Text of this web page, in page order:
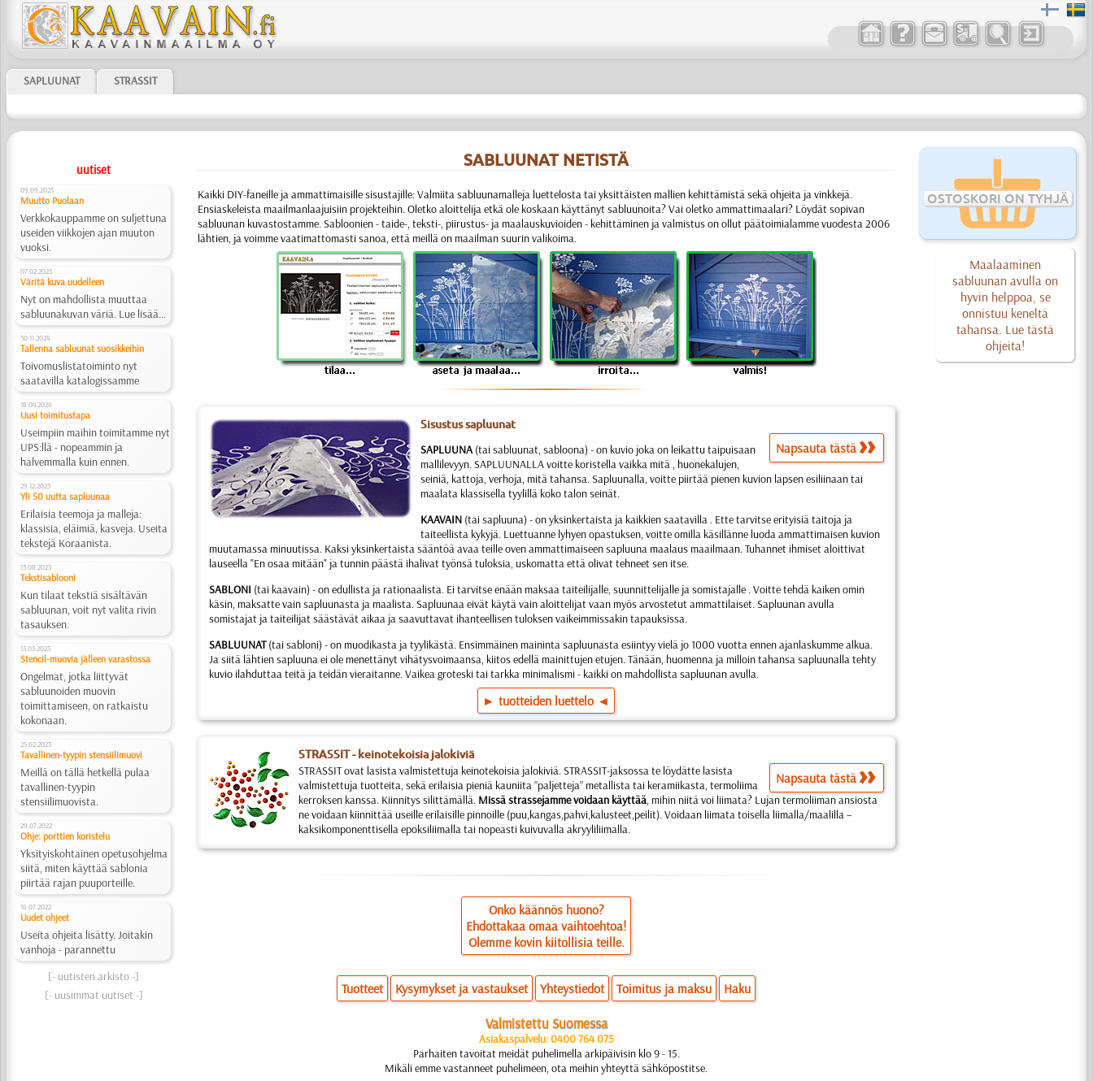
SAPLUUNAT STRASSIT
uutiset
09.09.2025
Muutto Puolaan
Verkkokauppamme on suljettuna
useiden viikkojen ajan muuton
vuoksi.
07.02.2025
Väritä kuva uudelleen
Nyt on mahdollista muuttaa
sabluunakuvan väriä. Lue lisää...
30.11.2024
Tallenna sabluunat suosikkeihin
Toivomuslistatoiminto nyt
saatavilla katalogissamme
18.04.2024
Uusi toimitustapa
Useimpiin maihin toimitamme nyt
UPS:llä - nopeammin ja
halvemmalla kuin ennen.
29.12.2023
Yli 50 uutta sapluunaa
Erilaisia teemoja ja malleja:
klassisia, eläimiä, kasveja. Useita
tekstejä Koraanista.
13.08.2023
Tekstisablooni
Kun tilaat tekstiä sisältävän
sabluunan, voit nyt valita rivin
tasauksen.
13.03.2023
Stencil-muovia jälleen varastossa
Ongelmat, jotka liittyvät
sabluunoiden muovin
toimittamiseen, on ratkaistu
kokonaan.
25.02.2023
Tavallinen-tyypin stensiilimuovi
Meillä on tällä hetkellä pulaa
tavallinen-tyypin
stensiilimuovista.
29.07.2022
Ohje: porttien koristelu
Yksityiskohtainen opetusohjelma
siitä, miten käyttää sablonia
piirtää rajan puuporteille.
16.07.2022
Uudet ohjeet
Useita ohjeita lisätty. Joitakin
vanhoja - parannettu
[- uutisten arkisto -]
[- uusimmat uutiset -]
OSTOSKORI ON TYHJÄ
Maalaaminen
sabluunan avulla on
hyvin helppoa, se
onnistuu keneltä
tahansa. Lue tästä
ohjeita!
SABLUUNAT NETISTÄ
Kaikki DIY-faneille ja ammattimaisille sisustajille:Valmiita sabluunamalleja luettelosta tai yksittäisten mallien kehittämistä sekä ohjeita ja vinkkejä.
Ensiaskeleista maailmanlaajuisiin projekteihin. Oletko aloittelija etkä ole koskaan käyttänyt sabluunoita? Vai oletko ammattimaalari? Löydät sopivan
sabluunan kuvastostamme.Sabloonien- taide-, teksti-, piirustus- ja maalauskuvioiden - kehittäminen ja valmistuson ollut päätoimialamme vuodesta 2006
lähtien, ja voimme vaati­matto­masti sanoa, että meillä on maailman suurin valikoima.
Sisustus sapluunat
Napsauta tästä
SAPLUUNA(tai sabluunat, sabloona) - on kuvio joka on leikattu taipuisaan
mallilevyyn. SAPLUUNALLA voitte koristella vaikka mitä , huonekalujen,
seiniä, kattoja, verhoja, mitä tahansa. Sapluunalla, voitte piirtää pienen kuvion lapsen esiliinaan tai
maalata klassisella tyylillä koko talon seinät.
KAAVAIN (tai sapluuna) - on yksinkertaista ja kaikkien saatavilla . Ette tarvitse erityisiä taitoja ja
taiteellista kykyjä. Luettuanne lyhyen opastuksen, voitte omilla käsillänne luoda ammattimaisen kuvion
muutamassa minuutissa. Kaksi yksinkertaista sääntöä avaa teille oven ammattimaiseen sapluuna maalaus maailmaan. Tuhannet ihmiset aloittivat
lauseella "En osaa mitään" ja tunnin päästä ihalivat työnsä tuloksia, uskomatta että olivat tehneet sen itse.
SABLONI (tai kaavain) - on edullista ja rationaalista. Ei tarvitse enään maksaa taiteilijalle, suunnittelijalle ja somistajalle . Voitte tehdä kaiken omin
käsin, maksatte vain sapluunasta ja maalista. Sapluunaa eivät käytä vain aloittelijat vaan myös arvostetut ammattilaiset. Sapluunan avulla
somistajat ja taiteilijat säästävät aikaa ja saavuttavat ihanteellisen tuloksen vaikeimmissakin tapauksissa.
SABLUUNAT(tai sabloni) - on muodikasta ja tyylikästä. Ensimmäinen maininta sapluunasta esiintyy vielä jo 1000 vuotta ennen ajanlaskumme alkua.
Ja siitä lähtien sapluuna ei ole menettänyt vihätysvoimaansa, kiitos edellä mainittujen etujen. Tänään, huomenna ja milloin tahansa sapluunalla tehty
kuvio ilahduttaa teitä ja teidän vieraitanne. Vaikea groteski tai tarkka minimalismi - kaikki on mahdollista sapluunan avulla.
► tuotteiden luettelo ◄
STRASSIT - keinotekoisia jalokiviä
Napsauta tästä
STRASSIT ovat lasista valmistettuja keinotekoisia jalokiviä. STRASSIT-jaksossa te löydätte lasista
valmistettuja tuotteita, sekä erilaisia pieniä kauniita ”paljetteja” metallista tai keramiikasta, termoliima
kerroksen kanssa. Kiinnitys silittämällä. Missä strassejamme voidaan käyttää, mihin niitä voi liimata? Lujan termoliiman ansiosta
ne voidaan kiinnittää useille erilaisille pinnoille (puu,kangas,pahvi,kalusteet,peilit). Voidaan liimata toisella liimalla/maalilla –
kaksikomponenttisella epoksiliimalla tai nopeasti kuivuvalla akryyliliimalla.
Onko käännös huono?
Ehdottakaa omaa vaihtoehtoa!
Olemme kovin kiitollisia teille.
Tuotteet Kysymykset ja vastaukset Yhteystiedot Toimitus ja maksu Haku
Valmistettu Suomessa
Asiakaspalvelu: 0400 764 075
Parhaiten tavoitat meidät puhelimella arkipäivisin klo 9 - 15.
Mikäli emme vastanneet puhelimeen, ota meihin yhteyttä sähköpostitse.